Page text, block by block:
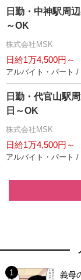
日勤・中神駅周
～OK
株式会社MSK
日給1万4,500円～
アルバイト・パート /
日勤・代官山駅
日～OK
株式会社MSK
日給1万4,500円～
アルバイト・パート /
義母